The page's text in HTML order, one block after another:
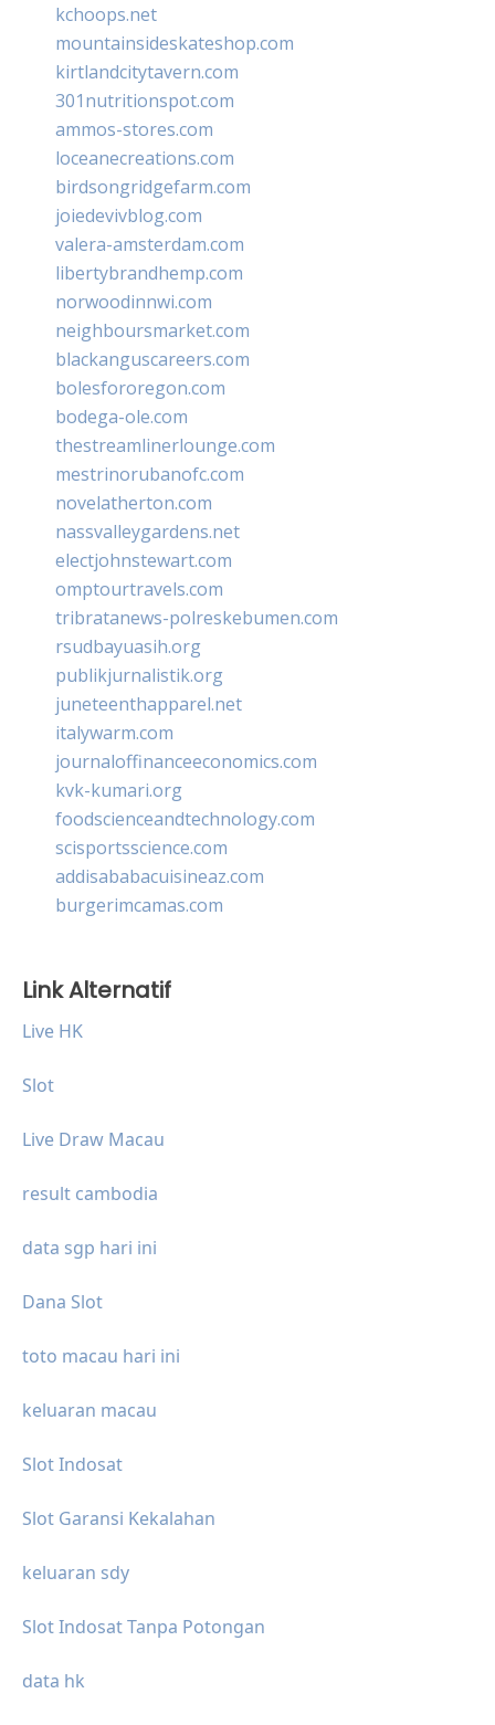
kchoops.net
mountainsideskateshop.com
kirtlandcitytavern.com
301nutritionspot.com
ammos-stores.com
loceanecreations.com
birdsongridgefarm.com
joiedevivblog.com
valera-amsterdam.com
libertybrandhemp.com
norwoodinnwi.com
neighboursmarket.com
blackanguscareers.com
bolesfororegon.com
bodega-ole.com
thestreamlinerlounge.com
mestrinorubanofc.com
novelatherton.com
nassvalleygardens.net
electjohnstewart.com
omptourtravels.com
tribratanews-polreskebumen.com
rsudbayuasih.org
publikjurnalistik.org
juneteenthapparel.net
italywarm.com
journaloffinanceeconomics.com
kvk-kumari.org
foodscienceandtechnology.com
scisportsscience.com
addisababacuisineaz.com
burgerimcamas.com
Link Alternatif
Live HK
Slot
Live Draw Macau
result cambodia
data sgp hari ini
Dana Slot
toto macau hari ini
keluaran macau
Slot Indosat
Slot Garansi Kekalahan
keluaran sdy
Slot Indosat Tanpa Potongan
data hk